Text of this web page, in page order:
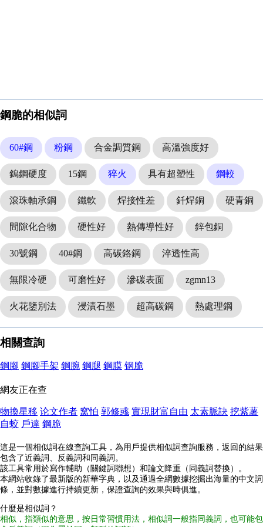
鋼脆的相似詞
60#鋼 粉鋼 合金調質鋼 高溫強度好
鎢鋼硬度 15鋼 猝火 具有超塑性 鋼較
滾珠軸承鋼 鐵軟 焊接性差 釺焊銅 硬青銅
間隙化合物 硬性好 熱傳導性好 鋅包銅
30號鋼 40#鋼 高碳鉻鋼 淬透性高
無限冷硬 可磨性好 滲碳表面 zgmn13
火花鑒別法 浸漬石墨 超高碳鋼 熱處理鋼
相關查詢
鋼腳 鋼腳手架 鋼腕 鋼腿 鋼膜 钢脆
網友正在查
物換星移 论文作者 窝怕 郭修彧 實現財富自由 太素脈訣 挖紫薯
自蛟 戶達 鋼脆
這是一個相似詞在線查詢工具，為用戶提供相似詞查詢服務，返回的結果
包含了近義詞、反義詞和同義詞。
該工具常用於寫作輔助（關鍵詞聯想）和論文降重（同義詞替換）。
本網站收錄了最新版的新華字典，以及通過全網數據挖掘出海量的中文詞
條，並對數據進行持續更新，保證查詢的效果與時俱進。
什麼是相似詞？
相似，指類似的意思，按日常習慣用法，相似詞一般指同義詞，也可能包